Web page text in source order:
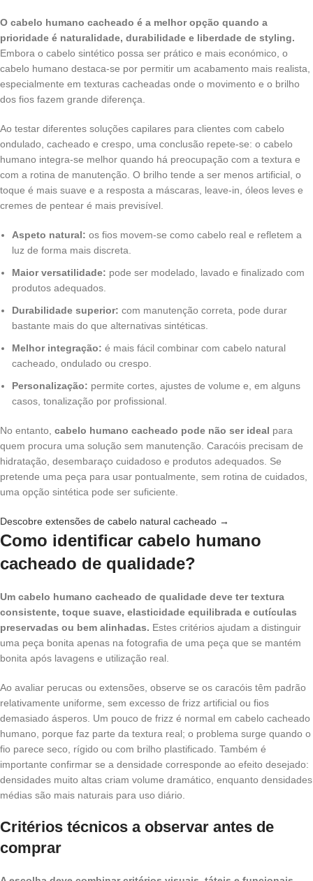
O cabelo humano cacheado é a melhor opção quando a
prioridade é naturalidade, durabilidade e liberdade de styling.
Embora o cabelo sintético possa ser prático e mais económico, o
cabelo humano destaca-se por permitir um acabamento mais realista,
especialmente em texturas cacheadas onde o movimento e o brilho
dos fios fazem grande diferença.
Ao testar diferentes soluções capilares para clientes com cabelo
ondulado, cacheado e crespo, uma conclusão repete-se: o cabelo
humano integra-se melhor quando há preocupação com a textura e
com a rotina de manutenção. O brilho tende a ser menos artificial, o
toque é mais suave e a resposta a máscaras, leave-in, óleos leves e
cremes de pentear é mais previsível.
Aspeto natural: os fios movem-se como cabelo real e refletem a
luz de forma mais discreta.
Maior versatilidade: pode ser modelado, lavado e finalizado com
produtos adequados.
Durabilidade superior: com manutenção correta, pode durar
bastante mais do que alternativas sintéticas.
Melhor integração: é mais fácil combinar com cabelo natural
cacheado, ondulado ou crespo.
Personalização: permite cortes, ajustes de volume e, em alguns
casos, tonalização por profissional.
No entanto, cabelo humano cacheado pode não ser ideal para
quem procura uma solução sem manutenção. Caracóis precisam de
hidratação, desembaraço cuidadoso e produtos adequados. Se
pretende uma peça para usar pontualmente, sem rotina de cuidados,
uma opção sintética pode ser suficiente.
Descobre extensões de cabelo natural cacheado →
Como identificar cabelo humano
cacheado de qualidade?
Um cabelo humano cacheado de qualidade deve ter textura
consistente, toque suave, elasticidade equilibrada e cutículas
preservadas ou bem alinhadas. Estes critérios ajudam a distinguir
uma peça bonita apenas na fotografia de uma peça que se mantém
bonita após lavagens e utilização real.
Ao avaliar perucas ou extensões, observe se os caracóis têm padrão
relativamente uniforme, sem excesso de frizz artificial ou fios
demasiado ásperos. Um pouco de frizz é normal em cabelo cacheado
humano, porque faz parte da textura real; o problema surge quando o
fio parece seco, rígido ou com brilho plastificado. Também é
importante confirmar se a densidade corresponde ao efeito desejado:
densidades muito altas criam volume dramático, enquanto densidades
médias são mais naturais para uso diário.
Critérios técnicos a observar antes de
comprar